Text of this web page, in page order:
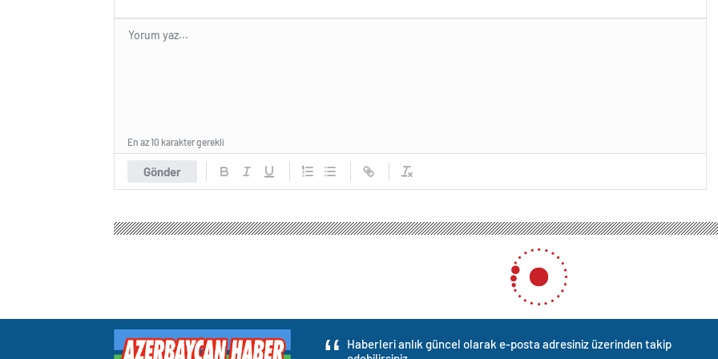
Gönder
En az 10 karakter gerekli
Siyasi partilerin aday listelerini sunmaları için son gün yarın
Siyasi partilerin aday listelerini sunmaları için